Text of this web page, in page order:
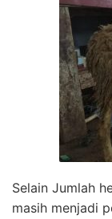
Selain Jumlah
masih menjadi